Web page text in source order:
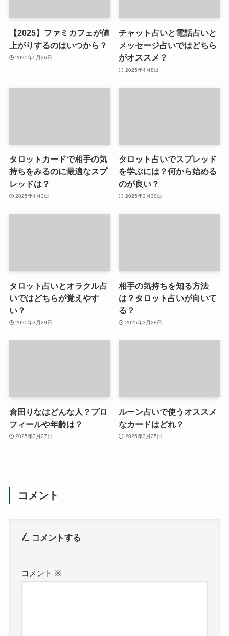
【2025】ファミカフェが値
上がりするのはいつから？
2025年5月26日
チャット占いと電話占いと
メッセージ占いではどちら
がオススメ？
2025年4月8日
タロットカードで相手の気
持ちをみるのに最適なスプ
レッドは？
2025年4月3日
タロット占いでスプレッド
を学ぶには？何から始める
のが良い？
2025年3月30日
タロット占いとオラクル占
いではどちらが覚えやす
い？
2025年3月29日
相手の気持ちを知る方法
は？タロット占いが向いて
る？
2025年3月28日
倉田りなはどんな人？プロ
フィールや年齢は？
2025年3月27日
ルーン占いで使うオススメ
なカードはどれ？
2025年3月25日
コメント
コメントする
コメント ※